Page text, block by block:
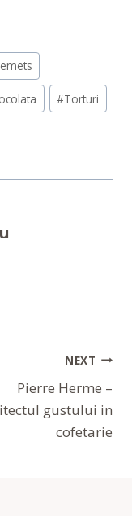
#Torturi
NEXT
Pierre Herme –
gustului in
cofetarie